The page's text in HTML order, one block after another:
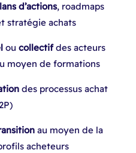
d’actions, roadmaps
stratégie achats
ou collectifdes acteurs
moyen de formations
des processus achat
au moyen de la
acheteurs